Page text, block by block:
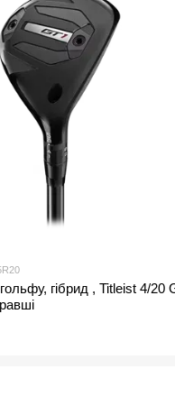
гібрид , Titleist 4/20